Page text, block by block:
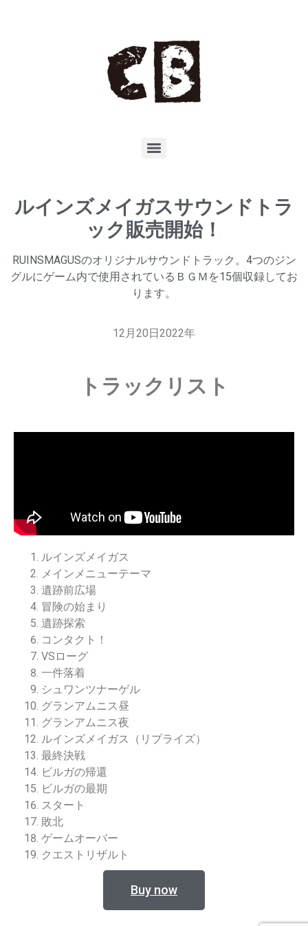
ルインズメイガスサウンドトラ
ック販売開始！
RUINSMAGUSのオリジナルサウンドトラック。4つのジン
グルにゲーム内で使用されているＢＧＭを15個収録してお
ります。
12月20日2022年
トラックリスト
ルインズメイガス
メインメニューテーマ
遺跡前広場
冒険の始まり
遺跡探索
コンタクト！
VSローグ
一件落着
シュワンツナーゲル
グランアムニス昼
グランアムニス夜
ルインズメイガス（リプライズ）
最終決戦
ビルガの帰還
ビルガの最期
スタート
敗北
ゲームオーバー
クエストリザルト
Buy now